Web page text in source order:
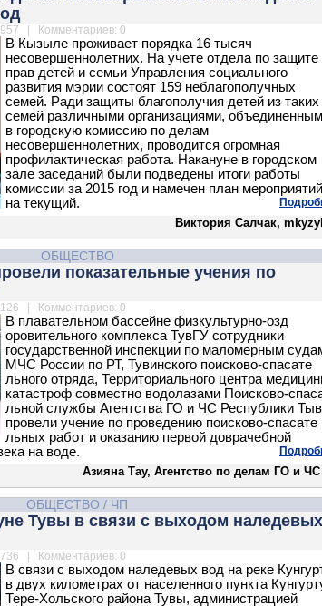
| Комментариев: 0
В Кызыле проживает порядка 16 тысяч
несовершеннолетних. На учете отдела по защите
прав детей и семьи Управления социального
развития мэрии состоят 159 неблагополучных
семей. Ради защиты благополучия детей из таких
семей различными организациями,
в городскую комиссию по делам
несовершеннолетних, проводится огромная
профилактическая работа. Накануне в городском
зале заседаний были подведены итоги работы
комиссии за 2015 год и намечен план мероприятий
на текущий.
Виктория Салчак,
ОБЩЕСТВО
показательные учения по
| Комментариев: 0
В плавательном бассейне физкультурно-озд
оровительного комплекса ТувГУ сотрудники
государственной инспекции по маломерным
МЧС России по РТ, Тувинского поисково-спасате
льного отряда, Территориального центра
катастроф совместно водолазами Поисково-
льной службы Агентства ГО и ЧС Республики
провели учение по проведению поисково-спасате
льных работ и оказанию первой доврачебной
на воде.
Азияна Тау, Агентство по делам ГО и
ОБЩЕСТВО / ЧП
Тувы в связи с выходом наледевых
| Комментариев: 0
В связи с выходом наледевых вод на реке
в двух километрах от населенного пункта
Тере-Хольского района Тувы, администрацией